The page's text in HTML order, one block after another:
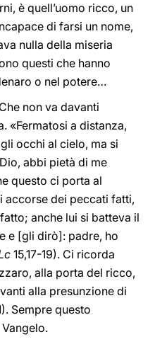
è quell’uomo ricco, un
di farsi un nome,
nulla della miseria
questi che hanno
o nel potere…
non va davanti
«Fermatosi a distanza,
occhi al cielo, ma si
abbi pietà di me
questo ci porta al
dei peccati fatti,
anche lui si batteva il
e [gli dirò]: padre, ho
15,17-19). Ci ricorda
alla porta del ricco,
alla presunzione di
Sempre questo